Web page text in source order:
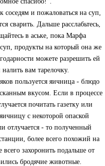
соседям и пожаловаться на суп,
сварить. Дальше расслабьтесь,
в аське, пока Марфа
продукты на который она же
можете разрешить ей
вам тарелочку.
пользуется яичница - блюдо
вкусом. Если в процессе
почитать газетку или
с некоторой опаской
отлучается - то полученный
более всего похожий на
захоронить подальше от
бродячие животные.